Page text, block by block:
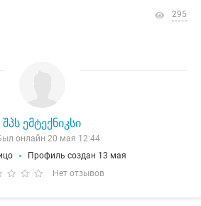
295
შპს ემტექნიკსი
онлайн 20 мая 12:44
Профиль создан 13 мая
Нет отзывов